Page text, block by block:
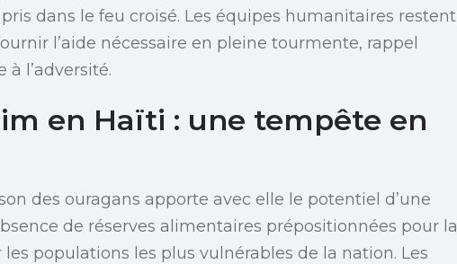
dans le feu croisé. Les équipes humanitaires restent
l’aide nécessaire en pleine tourmente, rappel
l’adversité.
en Haïti : une tempête en
des ouragans apporte avec elle le potentiel d’une
de réserves alimentaires prépositionnées pour la
populations les plus vulnérables de la nation. Les